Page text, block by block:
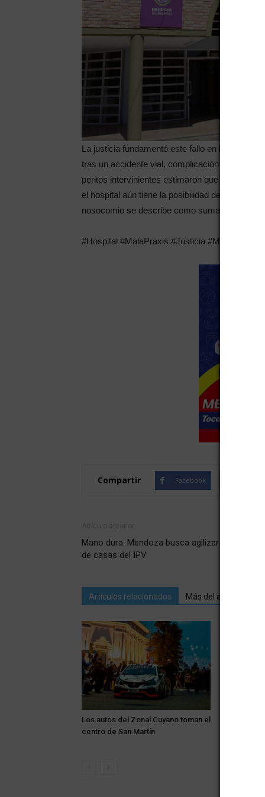
La justicia fundamentó este fallo en la
tras un accidente vial, complicación que derivó
peritos intervinientes estimaron que la víctima
el hospital aún tiene la posibilidad de apelar
nosocomio se describe como sumamente
#Hospital #MalaPraxis #Justicia #Mendoza
Compartir Facebook
Mano dura: Mendoza busca agilizar el recupero
de casas del IPV
Artículos relacionados Más del autor
Los autos del Zonal Cuyano toman el
centro de San Martín